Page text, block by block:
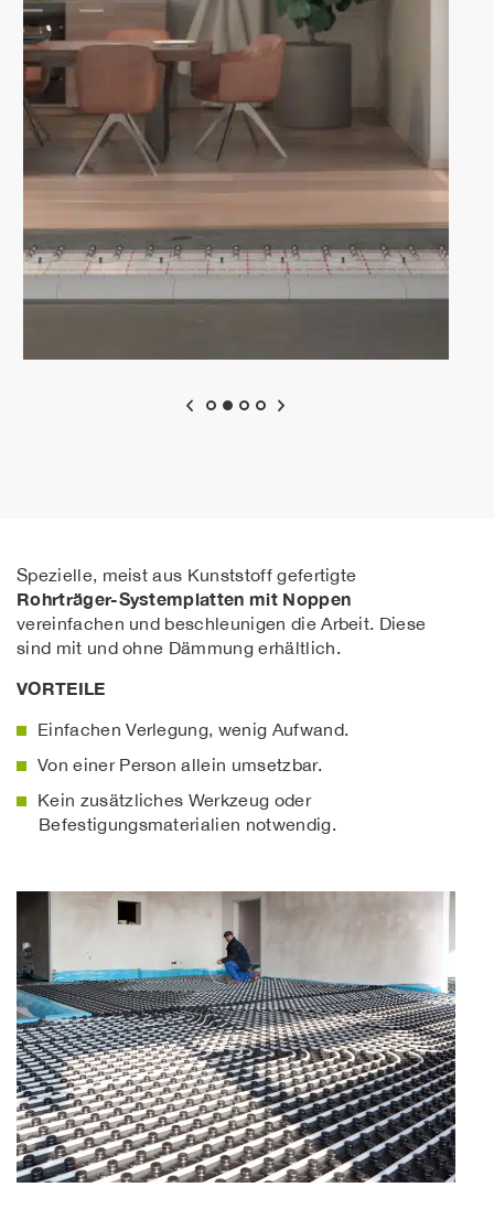
Spezielle, meist aus Kunststoff gefertigte
Rohrträger-Systemplatten mit Noppen
vereinfachen und beschleunigen die Arbeit. Diese
sind mit und ohne Dämmung erhältlich.
VORTEILE
Einfachen Verlegung, wenig Aufwand.
Von einer Person allein umsetzbar.
Kein zusätzliches Werkzeug oder
Befestigungsmaterialien notwendig.